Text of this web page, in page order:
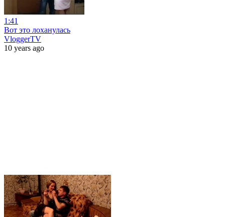
1:41
Вот это лоханулась
VloggerTV
10 years ago